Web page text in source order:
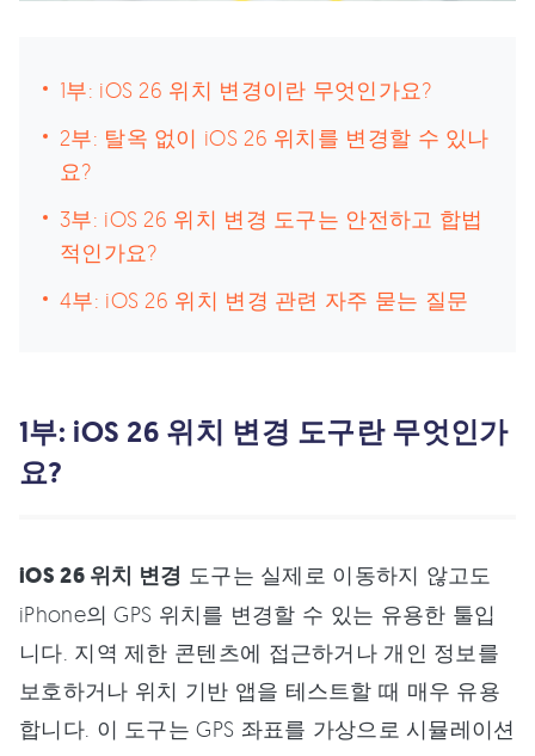
1부: iOS 26 위치 변경이란 무엇인가요?
2부: 탈옥 없이 iOS 26 위치를 변경할 수 있나
요?
3부: iOS 26 위치 변경 도구는 안전하고 합법
적인가요?
4부: iOS 26 위치 변경 관련 자주 묻는 질문
1부: iOS 26 위치 변경 도구란 무엇인가
요?
iOS 26 위치 변경 도구는 실제로 이동하지 않고도
iPhone의 GPS 위치를 변경할 수 있는 유용한 툴입
니다. 지역 제한 콘텐츠에 접근하거나 개인 정보를
보호하거나 위치 기반 앱을 테스트할 때 매우 유용
합니다. 이 도구는 GPS 좌표를 가상으로 시뮬레이션